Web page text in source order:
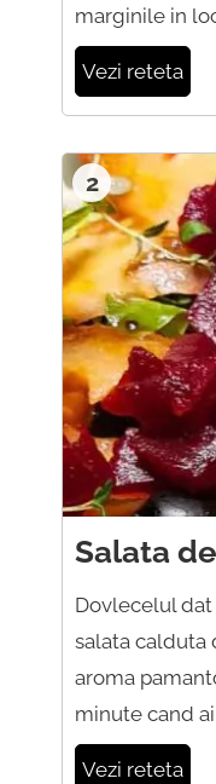
marginile in
Vezi reteta
2
Salata
Dovlecelul
salata calduta
aroma
minute cand
Vezi reteta